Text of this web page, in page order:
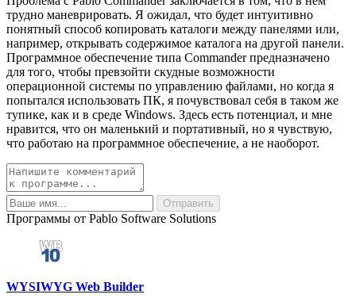
трудно маневрировать. Я ожидал, что будет интуитивно
понятный способ копировать каталоги между панелями или,
например, открывать содержимое каталога на другой панели.
Программное обеспечение типа Commander предназначено
для того, чтобы превзойти скудные возможности
операционной системы по управлению файлами, но когда я
попытался использовать ПК, я почувствовал себя в таком же
тупике, как и в среде Windows. Здесь есть потенциал, и мне
нравится, что он маленький и портативный, но я чувствую,
что работаю на программное обеспечение, а не наоборот.
Программы от Pablo Software Solutions
WYSIWYG Web Builder